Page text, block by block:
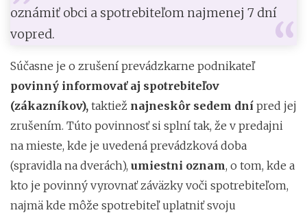
oznámiť obci a spotrebiteľom najmenej 7 dní
vopred.
Súčasne je o zrušení prevádzkarne podnikateľ
povinný informovať aj spotrebiteľov
(zákazníkov), taktiež najneskôr sedem dní pred jej
zrušením. Túto povinnosť si splní tak, že v predajni
na mieste, kde je uvedená prevádzková doba
(spravidla na dverách), umiestni oznam, o tom, kde a
kto je povinný vyrovnať záväzky voči spotrebiteľom,
najmä kde môže spotrebiteľ uplatniť svoju